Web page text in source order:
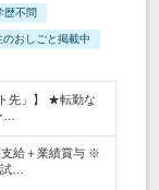
歴不問
のおしごと掲載中
先」】 ★転勤な
…
支給＋業績賞与 ※
…